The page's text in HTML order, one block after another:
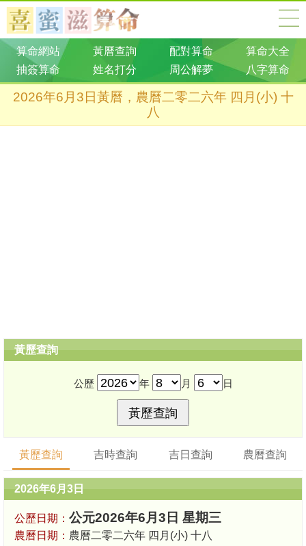
算命網站 黃曆查詢 配對算命
算命大全
抽簽算命
姓名打分 周公解夢 八字算命
2026年6月3日黃曆，農曆二零二六年 四月(小) 十
八
黃歷查詢
公歷 年 月 日
黃歷查詢 吉時查詢 吉日查詢 農曆查詢
2026年6月3日
公歷日期： 公元2026年6月3日 星期三
農曆日期： 農曆二零二六年 四月(小) 十八